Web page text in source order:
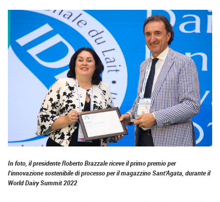
In foto, il presidente Roberto Brazzale riceve il primo premio per
l’innovazione sostenibile di processo per il magazzino Sant’Agata, durante il
World Dairy Summit 2022